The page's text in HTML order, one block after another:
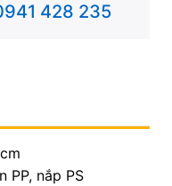
428 235
PP, nắp PS